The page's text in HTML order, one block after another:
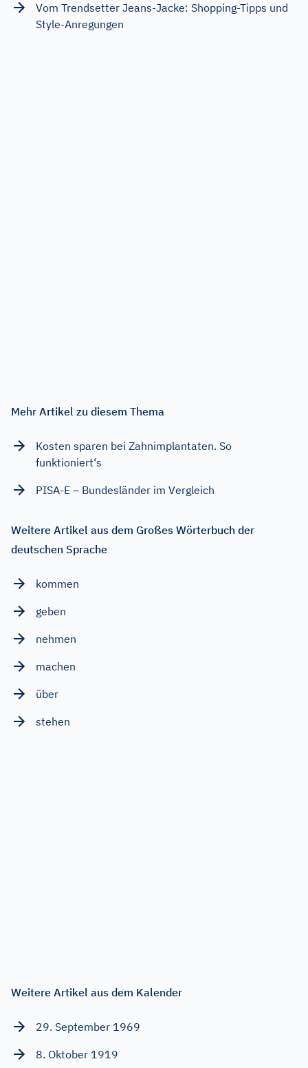
Vom Trendsetter Jeans-Jacke: Shopping-Tipps und
Style-Anregungen
Mehr Artikel zu diesem Thema
Kosten sparen bei Zahnimplantaten. So
funktioniert‘s
PISA-E – Bundesländer im Vergleich
Weitere Artikel aus dem Großes Wörterbuch der
deutschen Sprache
kommen
geben
nehmen
machen
über
stehen
Weitere Artikel aus dem Kalender
29. September 1969
8. Oktober 1919